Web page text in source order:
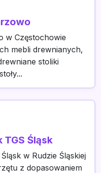
w Częstochowie
mebli drewnianych,
stoliki
TGS Śląsk
w Rudzie Śląskiej
z dopasowaniem